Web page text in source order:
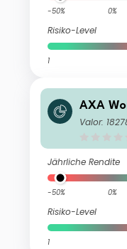
-50% 0%
Risiko-Level
1
AXA
p E
Valor:
Jährliche Rendite
-50% 0%
Risiko-Level
1